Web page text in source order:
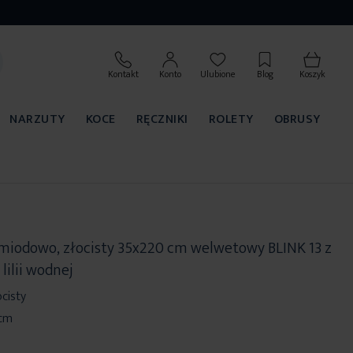
Kontakt Konto Ulubione Blog Koszyk
NARZUTY KOCE RĘCZNIKI ROLETY OBRUSY
złocisty 35x220 cm welwetowy BLINK 13 z
wodnej